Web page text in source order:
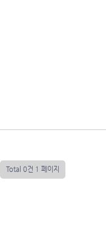
Total 0건 1 페이지